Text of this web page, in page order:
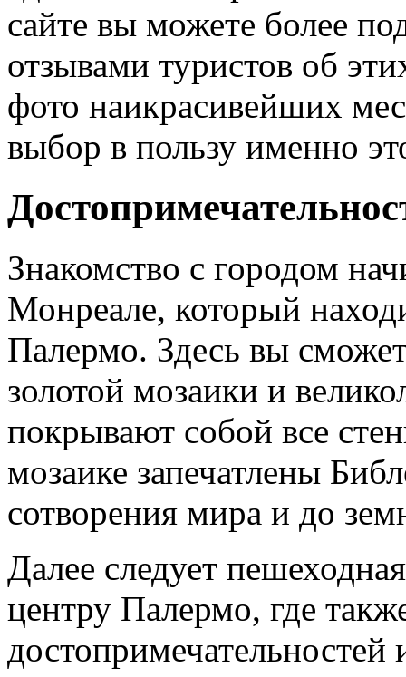
сайте вы можете более
отзывами туристов об
фото наикрасивейших
выбор в пользу именно
Знакомство с городом
Монреале, который
Палермо. Здесь вы
золотой мозаики и
покрывают собой все
мозаике запечатлены
сотворения мира и до
Далее следует
центру Палермо, где